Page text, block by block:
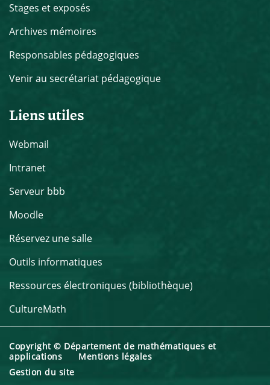
Stages et exposés
Archives mémoires
Responsables pédagogiques
Venir au secrétariat pédagogique
Liens utiles
Webmail
Intranet
Serveur bbb
Moodle
Réservez une salle
Outils informatiques
Ressources électroniques (bibliothèque)
CultureMath
Copyright © Département de mathématiques et
applications Mentions légales
Gestion du site